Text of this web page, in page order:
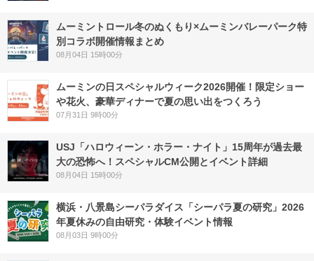
ムーミントロール冬のぬくもり×ムーミンバレーパーク特
別コラボ開催情報まとめ
08月04日 15時00分
ムーミンの日スペシャルウィーク2026開催！限定ショー
や花火、豪華ディナーで夏の思い出をつくろう
07月31日 9時00分
USJ「ハロウィーン・ホラー・ナイト」15周年が過去最
大の恐怖へ！スペシャルCM公開とイベント詳細
08月04日 15時00分
横浜・八景島シーパラダイス「シーパラ夏の研究」2026
年夏休みの自由研究・体験イベント情報
08月03日 9時00分